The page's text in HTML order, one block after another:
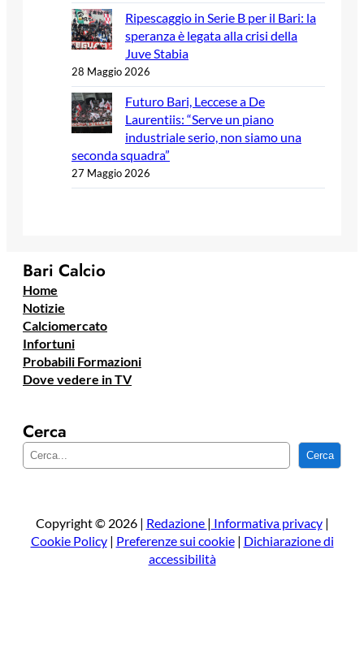
Ripescaggio in Serie B per il Bari: la
speranza è legata alla crisi della
Juve Stabia
28 Maggio 2026
Futuro Bari, Leccese a De
Laurentiis: “Serve un piano
industriale serio, non siamo una
seconda squadra”
27 Maggio 2026
Bari Calcio
Home
Notizie
Calciomercato
Infortuni
Probabili Formazioni
Dove vedere in TV
Cerca
e
a
Cerca
Copyright © 2026 | Redazione | Informativa privacy|
Cookie Policy| Preferenze sui cookie| Dichiarazione di
accessibilità